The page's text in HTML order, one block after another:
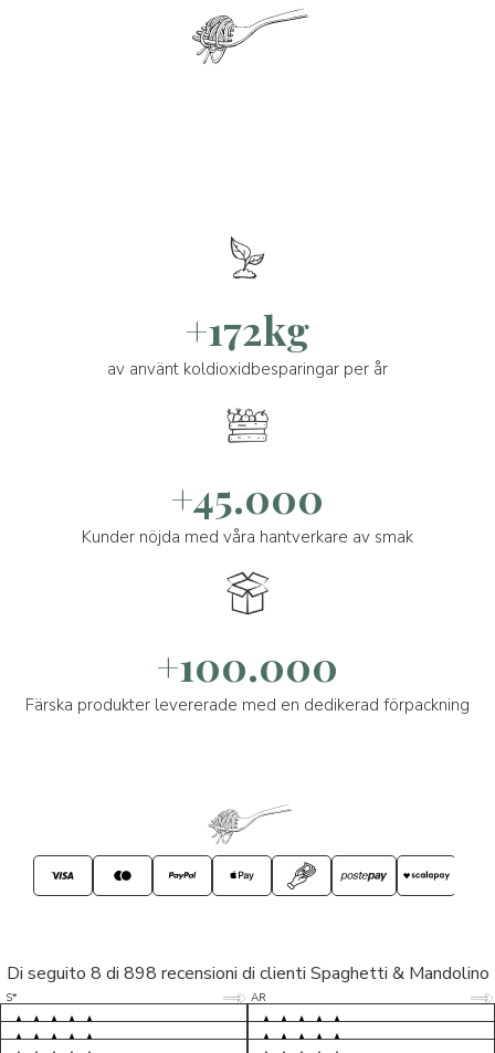
+172kg
av använt koldioxidbesparingar per år
+45.000
Kunder nöjda med våra hantverkare av smak
+100.000
Färska produkter levererade med en dedikerad förpackning
Di seguito 8 di 898 recensioni di clienti Spaghetti & Mandolino
S* 5/5
LP 5/5
M* 5/5
AR 5/5
D* 5/5
S* 5/5